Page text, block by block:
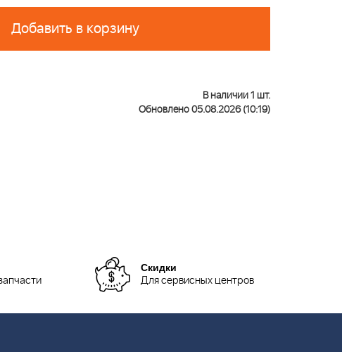
Добавить в корзину
В наличии 1 шт.
Обновлено 05.08.2026 (10:19)
Скидки
Для сервисных центров